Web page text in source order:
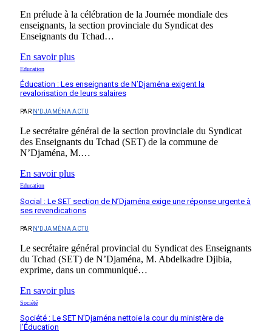
En prélude à la célébration de la Journée mondiale des
enseignants, la section provinciale du Syndicat des
Enseignants du Tchad…
En savoir plus
Education
Éducation : Les enseignants de N’Djaména exigent la
revalorisation de leurs salaires
PAR N'DJAMÉNA ACTU
‎Le secrétaire général de la section provinciale du Syndicat
des Enseignants du Tchad (SET) de la commune de
N’Djaména, M.…
En savoir plus
Education
Social : Le SET section de N’Djaména exige une réponse urgente à
ses revendications
PAR N'DJAMÉNA ACTU
Le secrétaire général provincial du Syndicat des Enseignants
du Tchad (SET) de N’Djaména, M. Abdelkadre Djibia,
exprime, dans un communiqué…
En savoir plus
Société
Société : Le SET N’Djaména nettoie la cour du ministère de
l’Éducation